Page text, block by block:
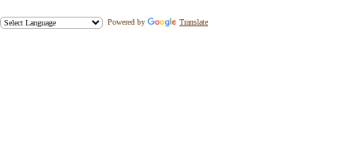
Powered by Translate